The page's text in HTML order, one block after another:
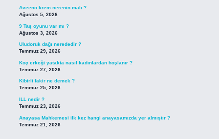
Aveeno krem nerenin malı ?
Ağustos 5, 2026
9 Taş oyunu var mı ?
Ağustos 3, 2026
Uludoruk dağı nerededir ?
Temmuz 29, 2026
Koç erkeği yatakta nasıl kadınlardan hoşlanır ?
Temmuz 27, 2026
Kibirli fakir ne demek ?
Temmuz 25, 2026
ILL nedir ?
Temmuz 23, 2026
Anayasa Mahkemesi ilk kez hangi anayasamızda yer almıştır ?
Temmuz 21, 2026